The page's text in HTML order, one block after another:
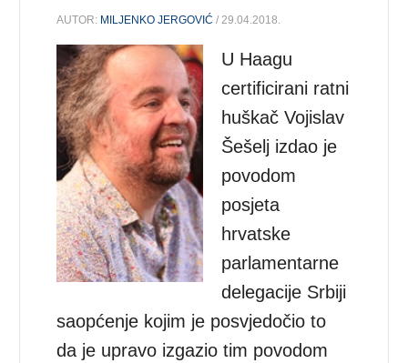
AUTOR: MILJENKO JERGOVIĆ / 29.04.2018.
U Haagu
certificirani ratni
huškač Vojislav
Šešelj izdao je
povodom
posjeta
hrvatske
parlamentarne
delegacije Srbiji
saopćenje kojim je posvjedočio to
da je upravo izgazio tim povodom